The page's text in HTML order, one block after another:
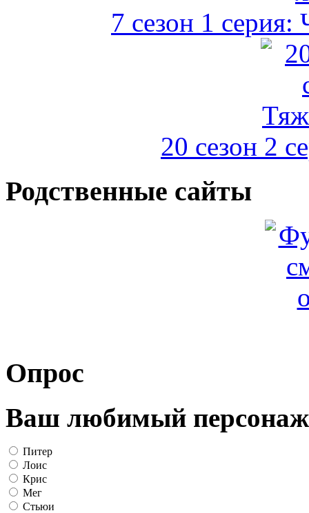
7 сезон 1 серия:
20 сезон 2
Родственные сайты
Опрос
Ваш любимый
Питер
Лоис
Крис
Мег
Стьюи